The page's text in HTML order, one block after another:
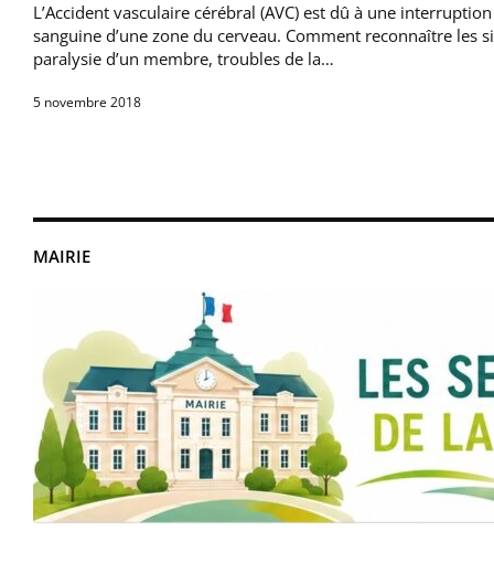
MAIRIE
L’Accident vasculaire cérébral (AVC) est dû à une
sanguine d’une zone du cerveau. Comment reconnaître les
paralysie d’un membre, troubles de la…
5 novembre 2018